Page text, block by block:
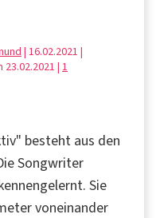
| 16.02.2021 |
| 1
besteht aus den
Songwriter
Sie
voneinander